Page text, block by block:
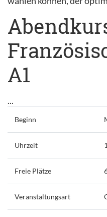
A1
...
Beginn
Uhrzeit
Freie Plätze
Veranstaltungsart